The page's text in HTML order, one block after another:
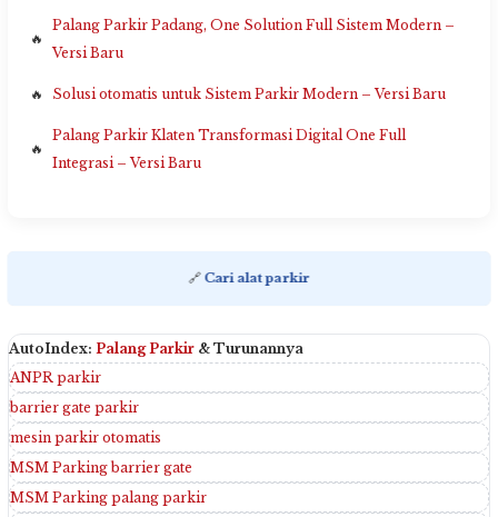
Palang Parkir Padang, One Solution Full Sistem Modern –
Versi Baru
Solusi otomatis untuk Sistem Parkir Modern – Versi Baru
Palang Parkir Klaten Transformasi Digital One Full
Integrasi – Versi Baru
🔗 Cari alat parkir
AutoIndex: Palang Parkir & Turunannya
ANPR parkir
barrier gate parkir
mesin parkir otomatis
MSM Parking barrier gate
MSM Parking palang parkir